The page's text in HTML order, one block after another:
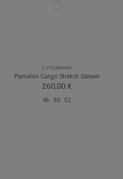
C.P COMPANY
Pantalón Cargo Stretch Sateen
260,00 €
46 50 52